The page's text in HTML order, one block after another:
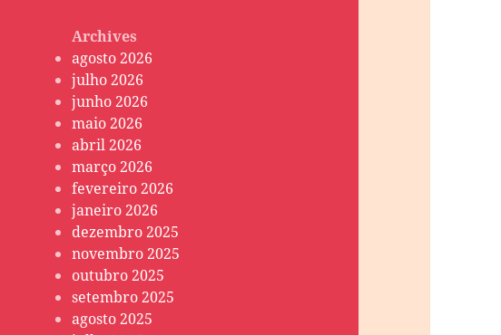
Archives
agosto 2026
julho 2026
junho 2026
maio 2026
abril 2026
março 2026
fevereiro 2026
janeiro 2026
dezembro 2025
novembro 2025
outubro 2025
setembro 2025
agosto 2025